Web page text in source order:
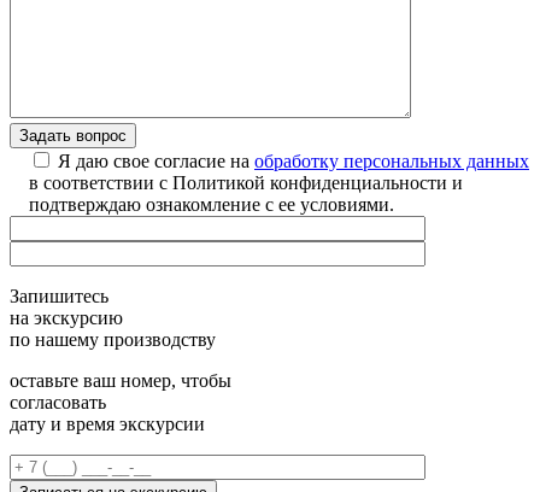
Я даю свое согласие на обработку персональных данных
в соответствии с Политикой конфиденциальности и
подтверждаю ознакомление с ее условиями.
Запишитесь
на экскурсию
по нашему производству
оставьте ваш номер, чтобы
согласовать
дату и время экскурсии